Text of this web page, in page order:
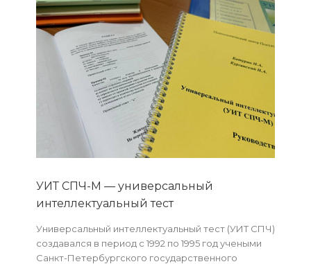
УИТ СПЧ-М — универсальный
интеллектуальный тест
Универсальный интеллектуальный тест (УИТ СПЧ)
создавался в период с 1992 по 1995 год учеными
Санкт-Петербургского государственного